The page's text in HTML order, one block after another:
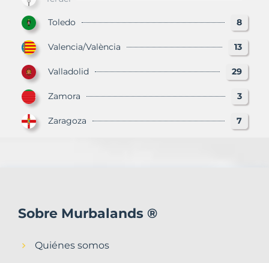
Toledo 8
Valencia/València 13
Valladolid 29
Zamora 3
Zaragoza 7
Sobre Murbalands ®
Quiénes somos